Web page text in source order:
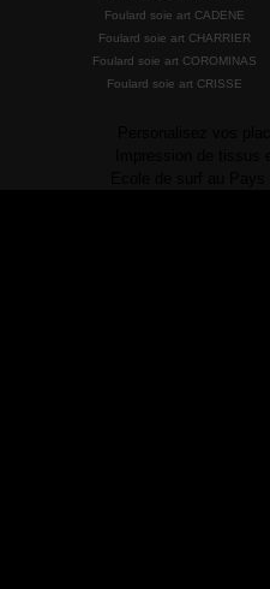
Foulard soie art CADENE
Foulard soie art CHARRIER
Foulard soie art COROMINAS
Foulard soie art CRISSE